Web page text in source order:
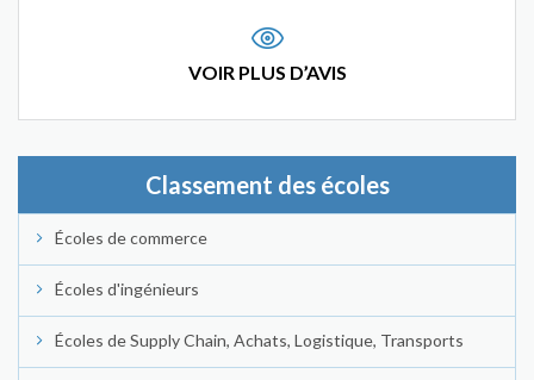
VOIR PLUS D’AVIS
Classement des écoles
Écoles de commerce
Écoles d'ingénieurs
Écoles de Supply Chain, Achats, Logistique, Transports